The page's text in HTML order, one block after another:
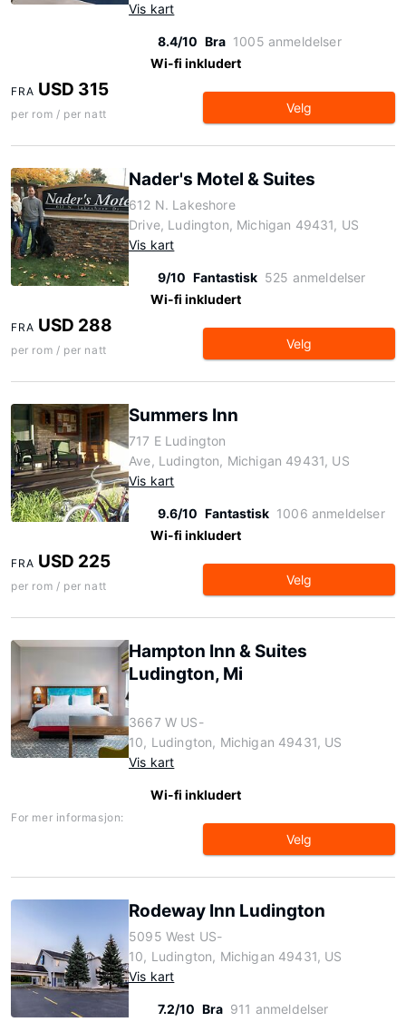
Vis kart
8.4/10 Bra 1005 anmeldelser
Wi-fi inkludert
FRA USD 315
per rom / per natt Velg
Nader's Motel & Suites
612 N. Lakeshore
Drive, Ludington, Michigan 49431, US
Vis kart
9/10 Fantastisk 525 anmeldelser
Wi-fi inkludert
FRA USD 288
per rom / per natt Velg
Summers Inn
717 E Ludington
Ave, Ludington, Michigan 49431, US
Vis kart
9.6/10 Fantastisk 1006 anmeldelser
Wi-fi inkludert
FRA USD 225
per rom / per natt Velg
Hampton Inn & Suites
Ludington, Mi
3667 W US-
10, Ludington, Michigan 49431, US
Vis kart
Wi-fi inkludert
For mer informasjon:
Velg
Rodeway Inn Ludington
5095 West US-
10, Ludington, Michigan 49431, US
Vis kart
7.2/10 Bra 911 anmeldelser